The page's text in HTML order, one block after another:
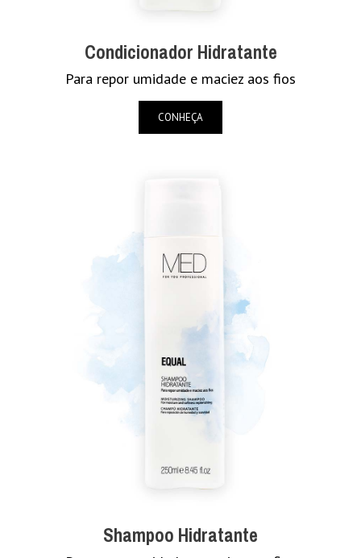
Condicionador Hidratante
Para repor umidade e maciez aos fios
CONHEÇA
Shampoo Hidratante